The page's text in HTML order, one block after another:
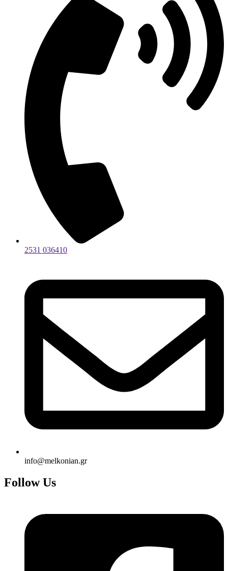
2531 036410
info@melkonian.gr
Follow Us